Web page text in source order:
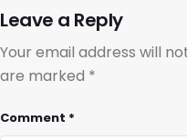
Leave a Reply
Your email address will
are marked *
Comment *